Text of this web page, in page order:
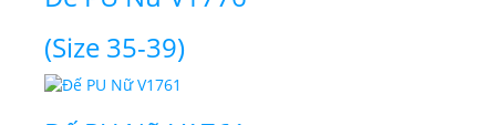
(Size 35-39)